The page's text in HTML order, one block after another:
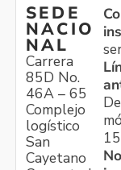
SEDE
NACIO
NAL
Carrera
85D No.
46A – 65
Complejo
logístico
San
Cayetano